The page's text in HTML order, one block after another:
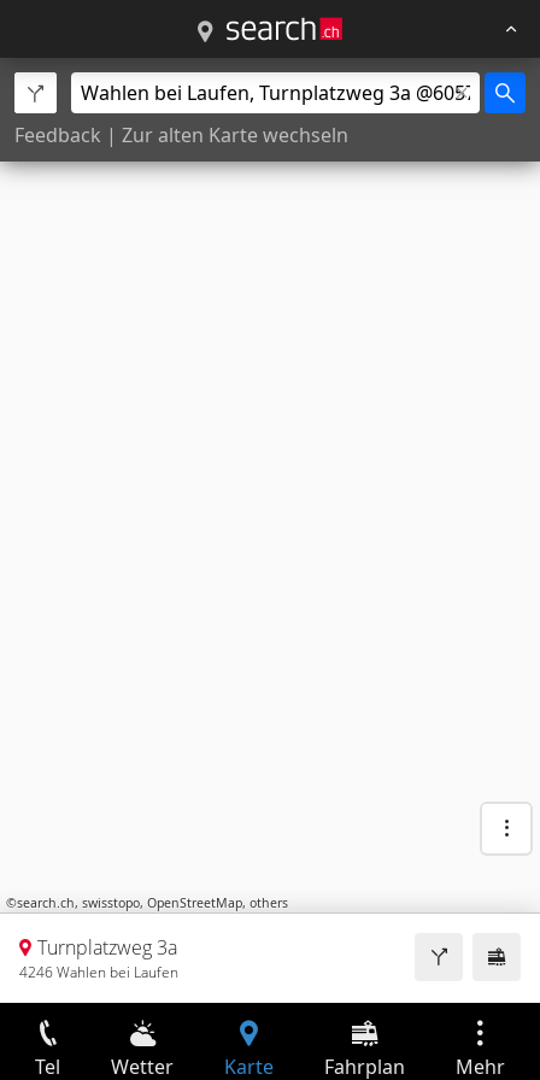
Feedback | Zur alten Karte wechseln
©search.ch, swisstopo, OpenStreetMap, others
Turnplatzweg 3a
4246 Wahlen bei Laufen
Tel Wetter Karte Fahrplan Mehr